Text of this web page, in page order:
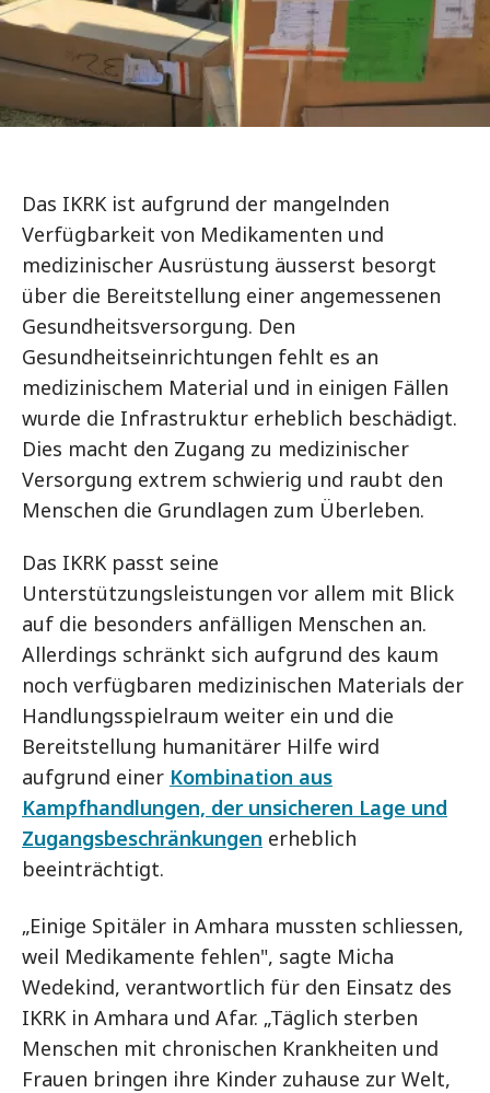
Das IKRK ist aufgrund der mangelnden
Verfügbarkeit von Medikamenten und
medizinischer Ausrüstung äusserst besorgt
über die Bereitstellung einer angemessenen
Gesundheitsversorgung. Den
Gesundheitseinrichtungen fehlt es an
medizinischem Material und in einigen Fällen
wurde die Infrastruktur erheblich beschädigt.
Dies macht den Zugang zu medizinischer
Versorgung extrem schwierig und raubt den
Menschen die Grundlagen zum Überleben.
Das IKRK passt seine
Unterstützungsleistungen vor allem mit Blick
auf die besonders anfälligen Menschen an.
Allerdings schränkt sich aufgrund des kaum
noch verfügbaren medizinischen Materials der
Handlungsspielraum weiter ein und die
Bereitstellung humanitärer Hilfe wird
aufgrund einer Kombination aus
Kampfhandlungen, der unsicheren Lage und
Zugangsbeschränkungen erheblich
beeinträchtigt.
„Einige Spitäler in Amhara mussten schliessen,
weil Medikamente fehlen", sagte Micha
Wedekind, verantwortlich für den Einsatz des
IKRK in Amhara und Afar. „Täglich sterben
Menschen mit chronischen Krankheiten und
Frauen bringen ihre Kinder zuhause zur Welt,